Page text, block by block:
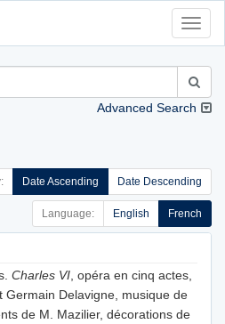
Advanced Search
Date Ascending Date Descending
Language: English French
Charles VI , opéra en cinq actes,
Germain Delavigne, musique de
de M. Mazilier, décorations de